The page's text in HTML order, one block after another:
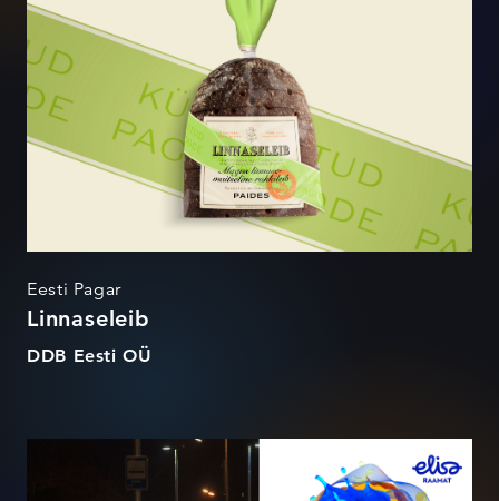
Eesti Pagar
Linnaseleib
DDB Eesti OÜ
Elisa Raamat